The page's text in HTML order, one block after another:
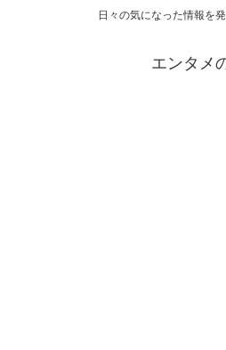
日々の気になった情報を
エンタメ